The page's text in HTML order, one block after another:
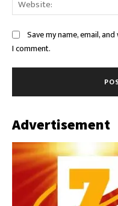
Save my name, email,
I comment.
Advertisement